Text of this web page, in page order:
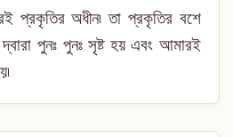
প্রকৃতির অধীন৷ তা প্রকৃতির বশে
পুনঃ পুনঃ সৃষ্ট হয় এবং আমারই